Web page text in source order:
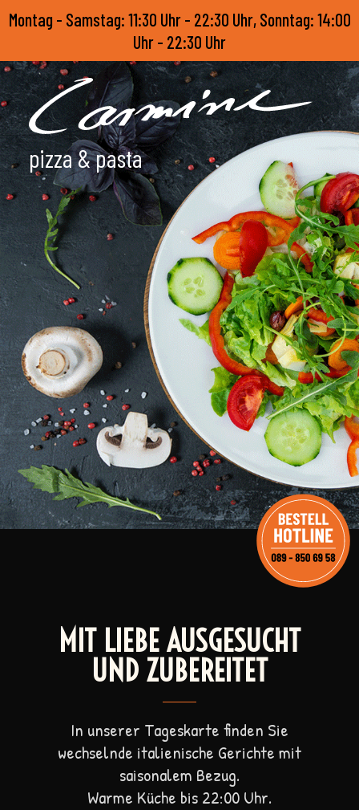
Montag - Samstag: 11:30 Uhr - 22:30 Uhr, Sonntag: 14:00
Uhr - 22:30 Uhr
pizza & pasta
MIT LIEBE AUSGESUCHT
UND ZUBEREITET
In unserer Tageskarte finden Sie
wechselnde italienische Gerichte mit
saisonalem Bezug.
Warme Küche bis 22:00 Uhr.